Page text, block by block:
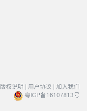
版权说明 | 用户协议 | 加入我们
粤ICP备16107813号